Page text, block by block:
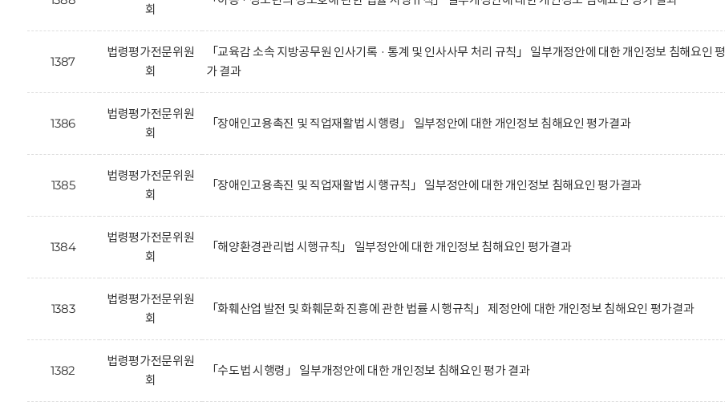
회
1387
법령평가전문위원
회
「교육감 소속 지방공무원 인사기록 · 통계 및 인사사무 처리 규칙」 일부개정안에 대한 개인정보 침해요인 평
가 결과
1386
법령평가전문위원
회
「장애인고용촉진 및 직업재활법 시행령」 일부정안에 대한 개인정보 침해요인 평가결과
1385
법령평가전문위원
회
「장애인고용촉진 및 직업재활법 시행규칙」 일부정안에 대한 개인정보 침해요인 평가결과
1384
법령평가전문위원
회
「해양환경관리법 시행규칙」 일부정안에 대한 개인정보 침해요인 평가결과
1383
법령평가전문위원
회
「화훼산업 발전 및 화훼문화 진흥에 관한 법률 시행규칙」 제정안에 대한 개인정보 침해요인 평가결과
1382
법령평가전문위원
회
「수도법 시행령」 일부개정안에 대한 개인정보 침해요인 평가 결과